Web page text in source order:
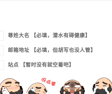
尊姓大名 【必填，潜水有碍健康】
邮箱地址 【必填，但胡写也没人管】
站点 【暂时没有就空着吧】